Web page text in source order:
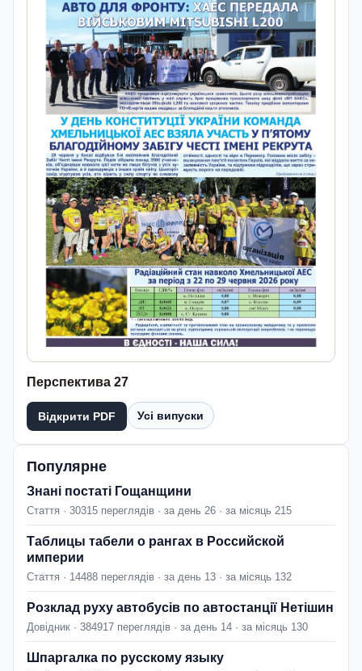
Перспектива 27
Відкрити PDF Усі випуски
Популярне
Знані постаті Гощанщини
Стаття · 30315 переглядів · за день 26 · за місяць 215
Таблицы табели о рангах в Российской
империи
Стаття · 14488 переглядів · за день 13 · за місяць 132
Розклад руху автобусів по автостанції Нетішин
Довідник · 384917 переглядів · за день 14 · за місяць 130
Шпаргалка по русскому языку